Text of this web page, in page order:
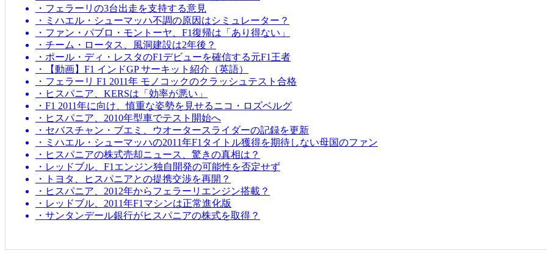
・フェラーリの3台出走を支持する意見
・ミハエル・シューマッハ不調の原因はシミュレーター？
・ファン・パブロ・モントーヤ、F1復帰は「あり得ない」
・チーム・ロータス、風洞建設は2年後？
・ポール・ディ・レスタのF1デビューを確信する元F1王者
・【動画】F1 インドGP サーキット紹介（英語）
・フェラーリ F1 2011年 モノコックのクラッシュテスト合格
・ヒスパニア、KERSは「効率が悪い」
・F1 2011年に向け、慎重な姿勢を見せるニコ・ロズベルグ
・ヒスパニア、2010年型車でテスト開始へ
・セバスチャン・ブエミ、ウオータースライダーの記録を更新
・ミハエル・シューマッハの2011年F1タイトル獲得を期待しない母国のファン
・ヒスパニアの株式売却ニュース、驚きの真相は？
・レッドブル、F1エンジン独自開発の可能性を否定せず
・トヨタ、ヒスパニアとの提携交渉を再開？
・ヒスパニア、2012年からフェラーリエンジン搭載？
・レッドブル、2011年F1マシンは正常進化版
・サンタンデール銀行がヒスパニアの株式を取得？